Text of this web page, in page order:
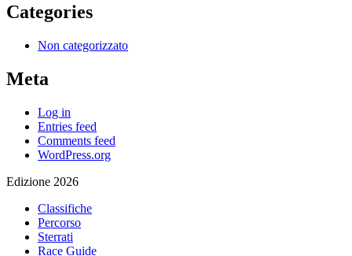
Categories
Non categorizzato
Meta
Log in
Entries feed
Comments feed
WordPress.org
Edizione 2026
Classifiche
Percorso
Sterrati
Race Guide